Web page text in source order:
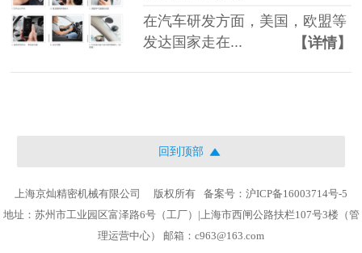
在汽车研发方面，美国，欧盟等
发达国家走在...
【详情】
回到顶部
上海京灿精密机械有限公司 版权所有
备案号：沪ICP备16003714号-5
地址：苏州市工业园区富泽路6号（工厂）|上海市西闸公路扶栏107号3楼（管
理运营中心） 邮箱：c963@163.com